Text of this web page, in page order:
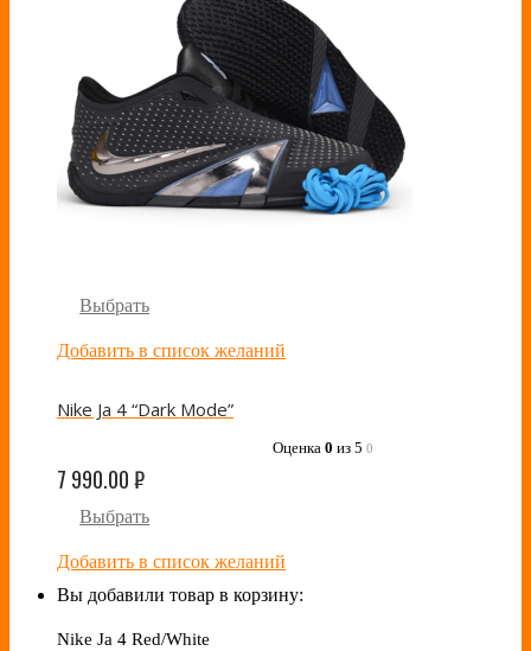
Выбрать
Добавить в список желаний
Nike Ja 4 “Dark Mode”
Оценка 0 из 5 0
7 990.00₽
Выбрать
Добавить в список желаний
Вы добавили товар в корзину:
Nike Ja 4 Red/White